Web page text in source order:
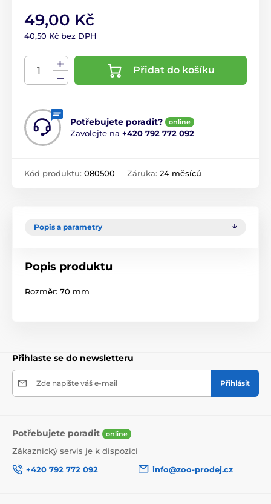
49,00 Kč
40,50 Kč bez DPH
Přidat do košíku
Potřebujete poradit? online
Zavolejte na +420 792 772 092
Kód produktu: 080500 Záruka: 24 měsíců
Popis a parametry
Popis produktu
Rozměr: 70 mm
Přihlaste se do newsletteru
Zde napište váš e-mail Přihlásit
Potřebujete poradit online
Zákaznický servis je k dispozici
+420 792 772 092
info@zoo-prodej.cz